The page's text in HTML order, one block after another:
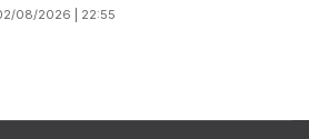
08/2026 | 22:55